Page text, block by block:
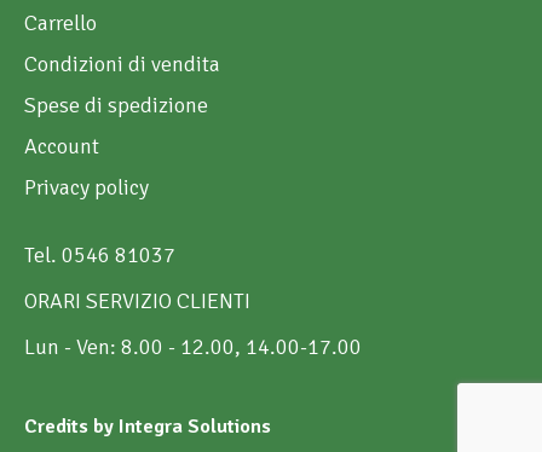
Carrello
Condizioni di vendita
Spese di spedizione
Account
Privacy policy
Tel. 0546 81037
ORARI SERVIZIO CLIENTI
Lun - Ven: 8.00 - 12.00, 14.00-17.00
Credits by Integra Solutions